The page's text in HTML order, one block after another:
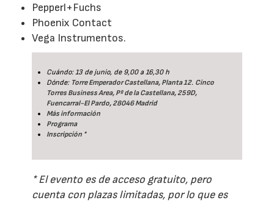
Pepperl+Fuchs
Phoenix Contact
Vega Instrumentos.
Cuándo: 13 de junio, de 9,00 a 16,30 h
Dónde: Torre Emperador Castellana, Planta 12. Cinco
Torres Business Area, Pº de la Castellana, 259D,
Fuencarral-El Pardo, 28046 Madrid
Más información
Programa
Inscripción *
* El evento es de acceso gratuito, pero
cuenta con plazas limitadas, por lo que es